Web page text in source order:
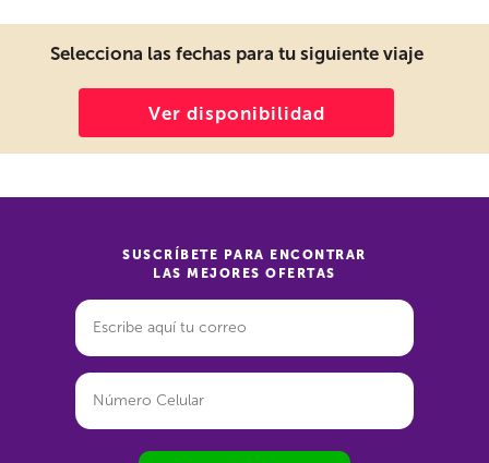
Selecciona las fechas para tu siguiente viaje
Ver disponibilidad
SUSCRÍBETE PARA ENCONTRAR
LAS MEJORES OFERTAS